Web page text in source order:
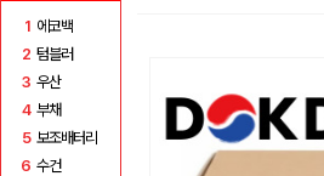
1 에코백
2 텀블러
3 우산
4 부채
5 보조배터리
6 수건